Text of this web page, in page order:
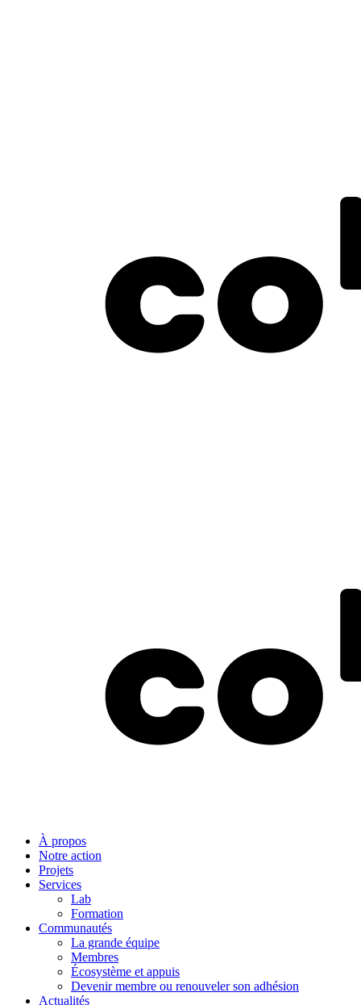
À propos
Notre action
Projets
Services
Lab
Formation
Communautés
La grande équipe
Membres
Écosystème et appuis
Devenir membre ou renouveler son adhésion
Actualités